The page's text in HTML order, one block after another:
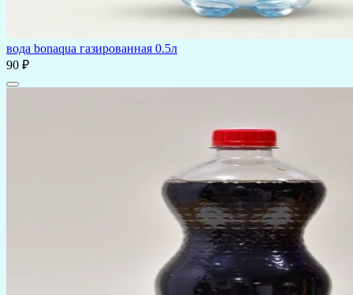
вода bonaqua газированная 0.5л
90 ₽